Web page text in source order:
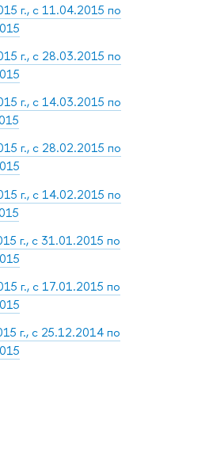
г., с 11.04.2015 по
г., с 28.03.2015 по
г., с 14.03.2015 по
г., с 28.02.2015 по
г., с 14.02.2015 по
г., с 31.01.2015 по
г., с 17.01.2015 по
г., с 25.12.2014 по